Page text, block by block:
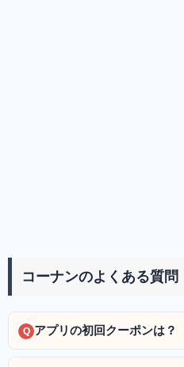
コーナンのよくある質問
Q アプリの初回クーポンは？